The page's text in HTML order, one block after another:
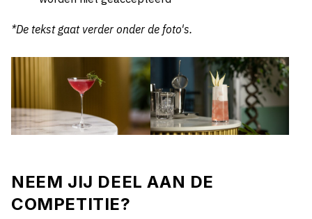
*De tekst gaat verder onder de foto's.
NEEM JIJ DEEL AAN DE
COMPETITIE?